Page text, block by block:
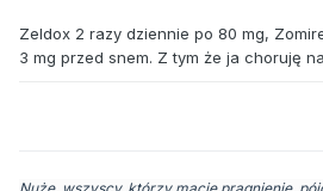
Zeldox 2 razy dziennie po 80 mg,
3 mg przed snem. Z tym że ja choruję